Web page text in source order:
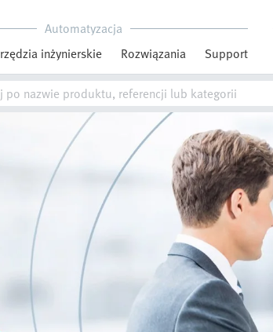
Automatyzacja
inżynierskie Rozwiązania Support